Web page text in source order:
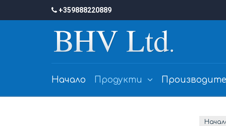
+359888220889
Начало Продукти